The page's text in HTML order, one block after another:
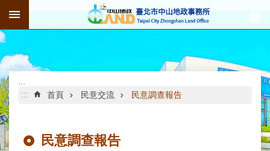
跳到主要內容區塊
階
搜
尋
公
:::
:::
首頁 民意交流 民意調查報告
民意調查報告